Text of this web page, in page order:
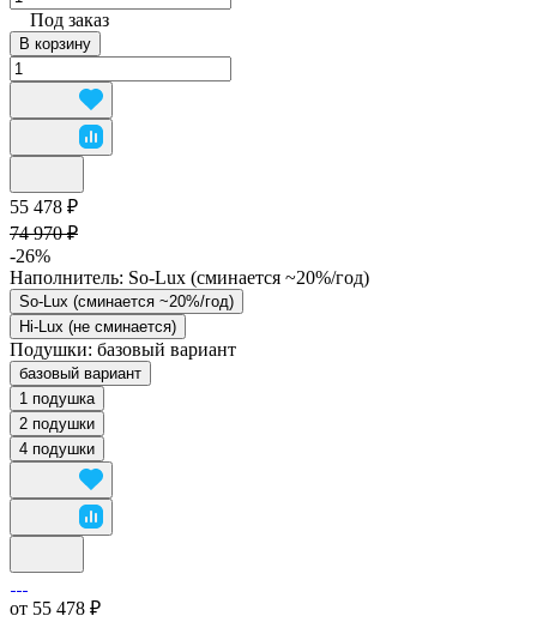
Под заказ
В корзину
55 478 ₽
74 970 ₽
-26%
Наполнитель: So-Lux (cминается ~20%/год)
So-Lux (cминается ~20%/год)
Hi-Lux (не сминается)
Подушки: базовый вариант
базовый вариант
1 подушка
2 подушки
4 подушки
от 55 478 ₽